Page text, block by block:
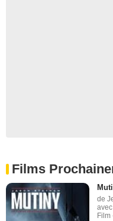
Films
de
Film